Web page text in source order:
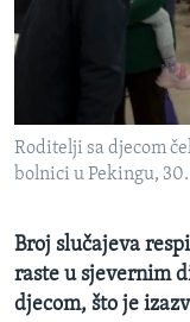
O GLASU AMERIKE
Learning English
Jezici
Roditelji sa djecom
bolnici u Pekingu,
Broj slučajeva
raste u sjevernim
djecom, što je